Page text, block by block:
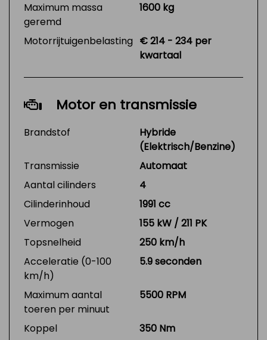
Maximum massa
geremd
1600 kg
Motorrijtuigenbelasting € 214 - 234 per
kwartaal
Motor en transmissie
Brandstof
Hybride
(Elektrisch/Benzine)
Transmissie
Automaat
Aantal cilinders
4
Cilinderinhoud
1991 cc
Vermogen
155 kW / 211 PK
Topsnelheid
250 km/h
Acceleratie (0-100
km/h)
5.9 seconden
Maximum aantal
toeren per minuut
5500 RPM
Koppel
350 Nm